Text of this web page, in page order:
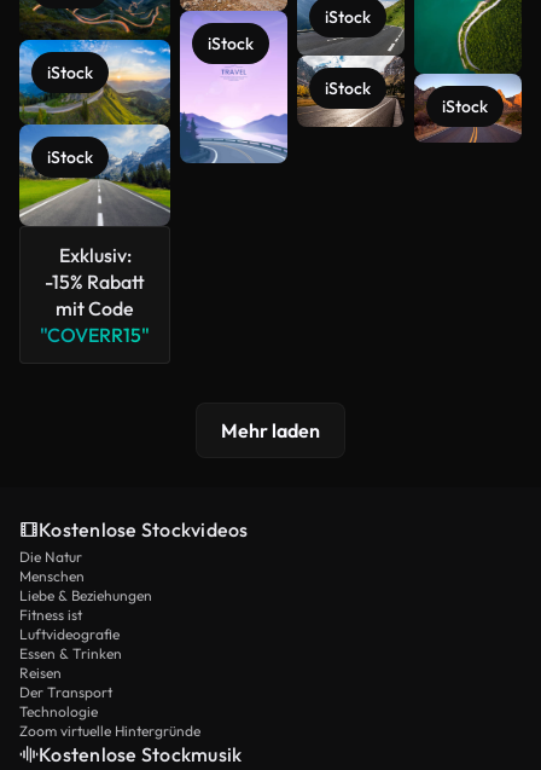
iStock
iStock
Exklusiv:
-15% Rabatt
mit Code
"COVERR15"
iStock
iStock
iStock
iStock
Mehr laden
Kostenlose Stockvideos
Die Natur
Menschen
Liebe & Beziehungen
Fitness ist
Luftvideografie
Essen & Trinken
Reisen
Der Transport
Technologie
Zoom virtuelle Hintergründe
Kostenlose Stockmusik